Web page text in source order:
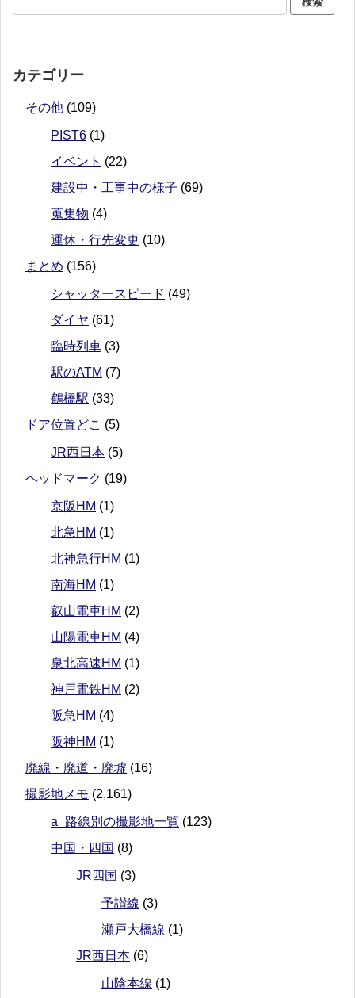
カテゴリー
その他 (109)
PIST6 (1)
イベント (22)
建設中・工事中の様子 (69)
蒐集物 (4)
運休・行先変更 (10)
まとめ (156)
シャッタースピード (49)
ダイヤ (61)
臨時列車 (3)
駅のATM (7)
鶴橋駅 (33)
ドア位置どこ (5)
JR西日本 (5)
ヘッドマーク (19)
京阪HM (1)
北急HM (1)
北神急行HM (1)
南海HM (1)
叡山電車HM (2)
山陽電車HM (4)
泉北高速HM (1)
神戸電鉄HM (2)
阪急HM (4)
阪神HM (1)
廃線・廃道・廃墟 (16)
撮影地メモ (2,161)
a_路線別の撮影地一覧 (123)
中国・四国 (8)
JR四国 (3)
予讃線 (3)
瀬戸大橋線 (1)
JR西日本 (6)
山陰本線 (1)